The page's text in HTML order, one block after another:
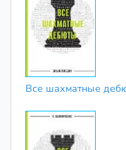
Все шахматные